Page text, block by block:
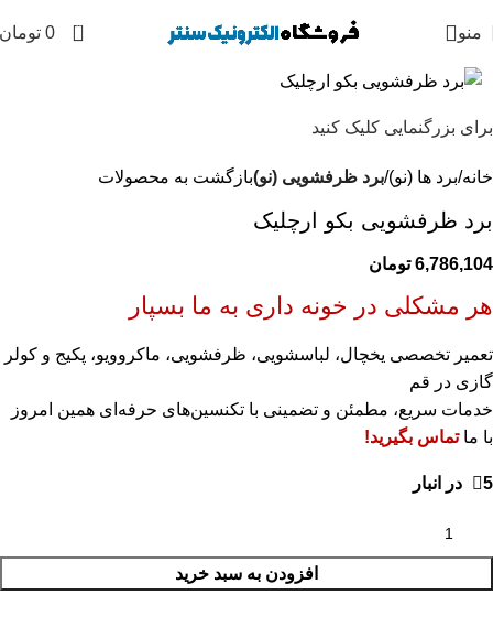
منو 0
0 تومان
برای بزرگنمایی کلیک کنید
خانه برد ها (نو) برد ظرفشویی (نو)بازگشت به محصولات
برد ظرفشویی بکو ارچلیک
6,786,104 تومان
هر مشکلی در خونه داری به ما بسپار
تعمیر تخصصی یخچال، لباسشویی، ظرفشویی، ماکروویو، پکیج و کولر
گازی در قم
خدمات سریع، مطمئن و تضمینی با تکنسین‌های حرفه‌ای همین امروز
با ماتماس بگیرید!
5 در انبار
افزودن به سبد خرید